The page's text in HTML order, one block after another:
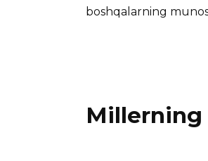
boshqalarning
Millerning